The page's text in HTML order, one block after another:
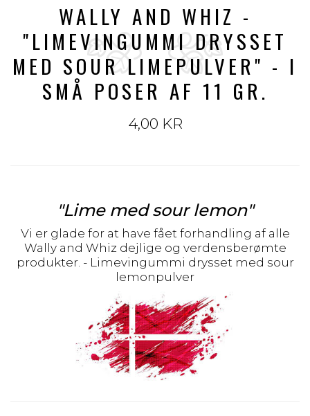
WALLY AND WHIZ -
"LIMEVINGUMMI DRYSSET
MED SOUR LIMEPULVER" - I
SMÅ POSER AF 11 GR.
4,00 KR
"Lime med sour lemon"
Vi er glade for at have fået forhandling af alle
Wally and Whiz dejlige og verdensberømte
produkter. - Limevingummi drysset med sour
lemonpulver